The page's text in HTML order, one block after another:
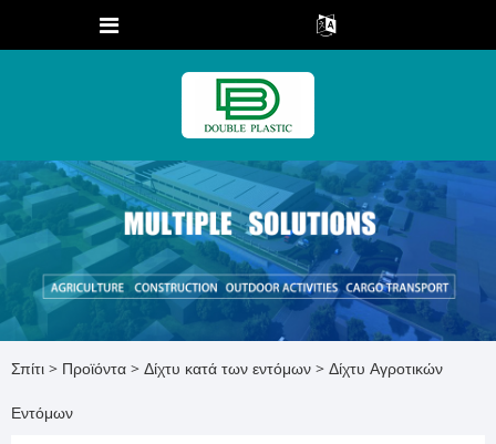
Σπίτι > Προϊόντα > Δίχτυ κατά των εντόμων > Δίχτυ Αγροτικών
Εντόμων